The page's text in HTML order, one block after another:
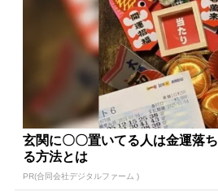
玄関に〇〇置いてる人は金運落
る方法とは
PR(合同会社デジタルファーム )